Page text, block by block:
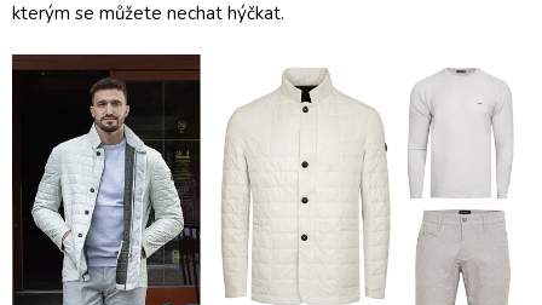
kterým se můžete nechat hýčkat.